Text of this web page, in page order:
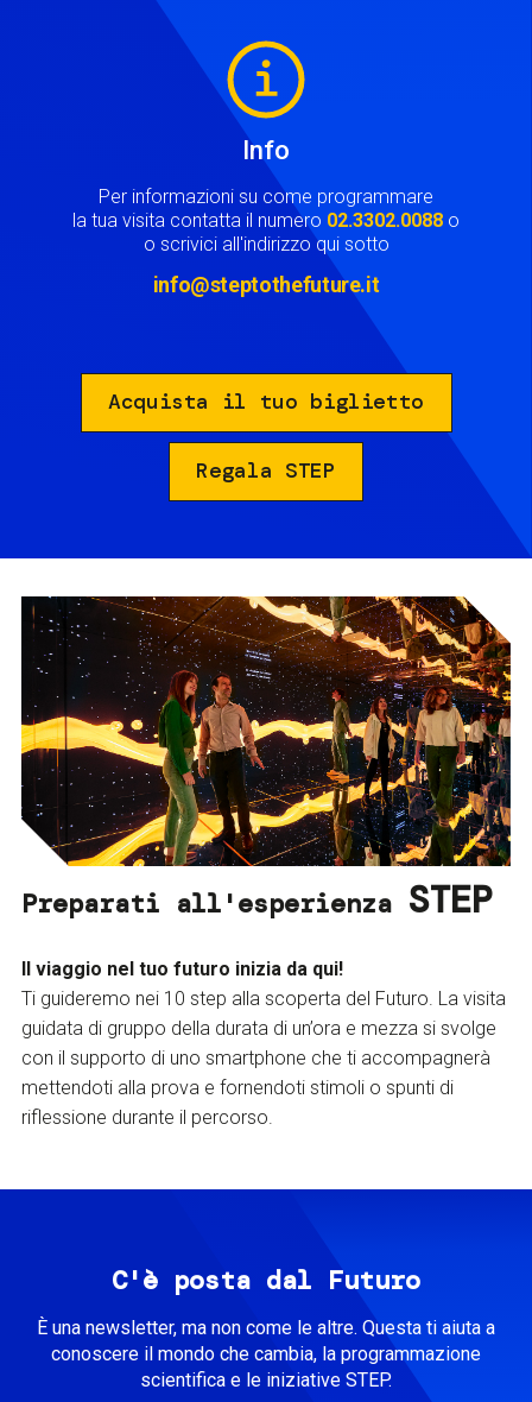
Info
Per informazioni su come programmare
la tua visita contatta il numero 02.3302.0088 o
o scrivici all'indirizzo qui sotto
info@steptothefuture.it
Acquista il tuo biglietto
Regala STEP
Preparati all'esperienza STEP
Il viaggio nel tuo futuro inizia da qui!
Ti guideremo nei 10 step alla scoperta del Futuro. La visita
guidata di gruppo della durata di un’ora e mezza si svolge
con il supporto di uno smartphone che ti accompagnerà
mettendoti alla prova e fornendoti stimoli o spunti di
riflessione durante il percorso.
C'è posta dal Futuro
È una newsletter, ma non come le altre. Questa ti aiuta a
conoscere il mondo che cambia, la programmazione
scientifica e le iniziative STEP.